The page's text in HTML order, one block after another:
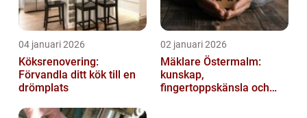
04 januari 2026
Köksrenovering:
Förvandla ditt kök till en
drömplats
02 januari 2026
Mäklare Östermalm:
kunskap,
fingertoppskänsla och